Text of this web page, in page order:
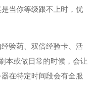
当你等级跟不上时，优
验药、双倍经验卡、活
本或做日常的时候，会让
在特定时间段会有全服